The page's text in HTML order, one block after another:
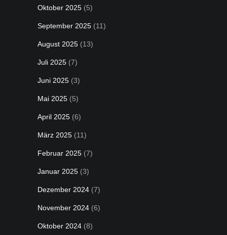
Oktober 2025 (5)
September 2025 (11)
August 2025 (13)
Juli 2025 (7)
Juni 2025 (3)
Mai 2025 (5)
April 2025 (6)
März 2025 (11)
Februar 2025 (7)
Januar 2025 (3)
Dezember 2024 (7)
November 2024 (6)
Oktober 2024 (8)